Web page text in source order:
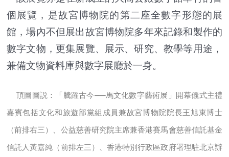
個展覽，是故宮博物院的第二座全數字形態的展
館，場內不但展出故宮博物院多年來記錄和製作的
數字文物，更集展覽、展示、研究、教學等用途，
兼備文物資料庫與數字展廳於一身。
頂圖圖説：「騰躍古今──馬文化數字藝術展」開幕儀式主禮
嘉賓包括文化和旅遊部黨組成員兼故宮博物院院長王旭東博士
（前排右三）、公益慈善研究院主席兼香港賽馬會慈善信託基金
信託人黃嘉純（前排左三）、香港特別行政區政府署理駐北京辦